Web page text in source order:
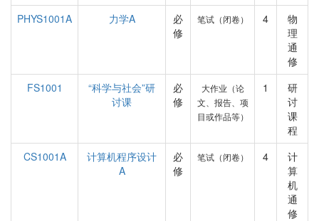
PHYS1001A
力学A
必
修
笔试（闭卷） 4
物
理
通
修
FS1001
“科学与社会”研
讨课
必
修
大作业（论
文、报告、项
目或作品等）
1
研
讨
课
程
CS1001A
计算机程序设计
A
必
修
笔试（闭卷） 4
计
算
机
通
修